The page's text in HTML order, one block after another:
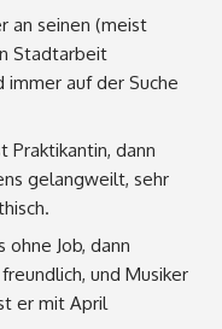
an seinen (meist
Stadtarbeit
auf der Suche
Praktikantin, dann
gelangweilt, sehr
ohne Job, dann
und Musiker
er mit April